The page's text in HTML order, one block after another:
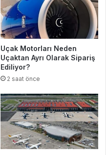
Uçak Motorları Neden
Uçaktan Ayrı Olarak Sipariş
Ediliyor?
2 saat önce